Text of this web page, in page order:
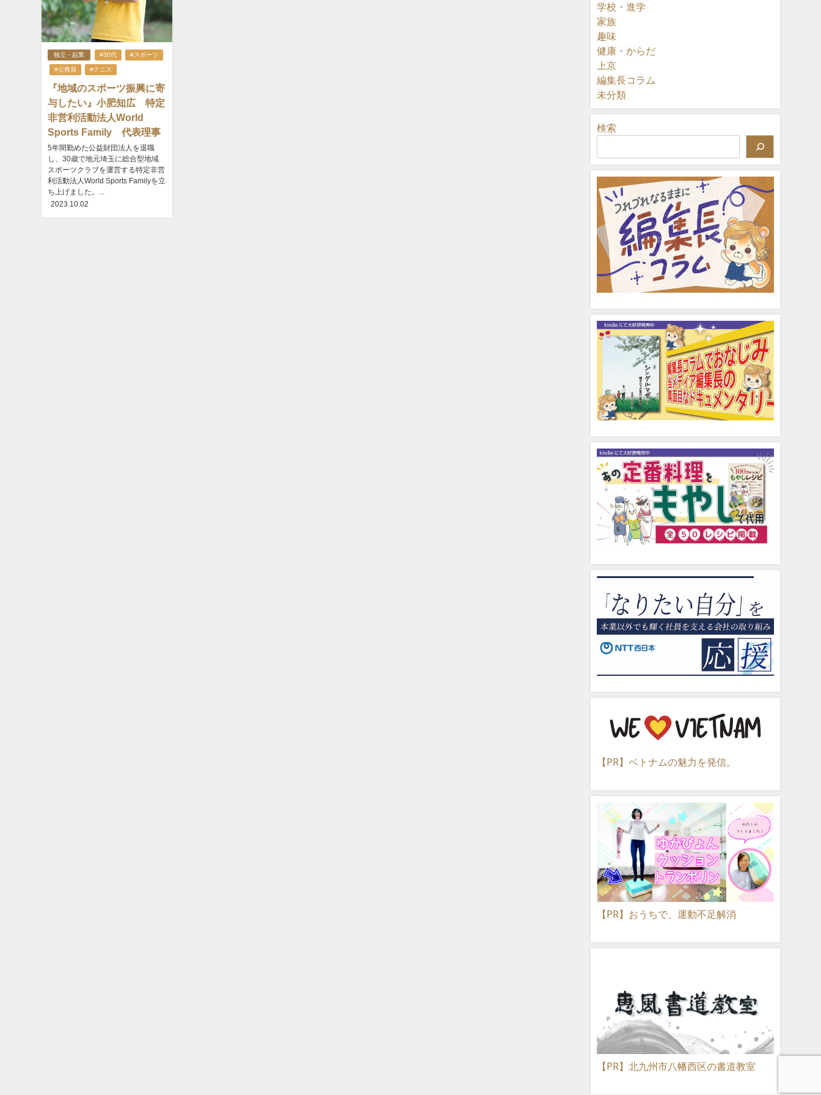
独立・起業 #30代 #スポーツ
#公務員 #テニス
『地域のスポーツ振興に寄
与したい』小肥知広 特定
非営利活動法人World
Sports Family 代表理事
5年間勤めた公益財団法人を退職
し、30歳で地元埼玉に総合型地域
スポーツクラブを運営する特定非営
利活動法人World Sports Familyを立
ち上げました。...
2023.10.02
学校・進学
家族
趣味
健康・からだ
上京
編集長コラム
未分類
検索
【PR】ベトナムの魅力を発信。
【PR】おうちで、運動不足解消
【PR】北九州市八幡西区の書道教室